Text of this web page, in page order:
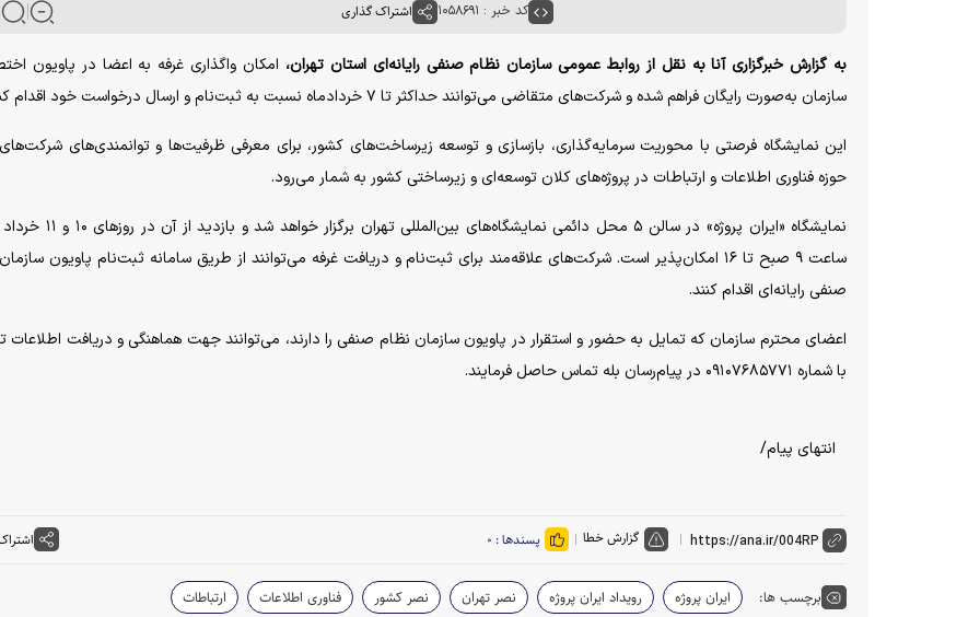
کد خبر : ۱۰۵۸۶۹۱ اشتراک گذاری
به گزارش خبرگزاری آنا به نقل از روابط عمومی سازمان نظام صنفی رایانه‌ای استان تهران، امکان واگذاری غرفه به اعضا در پاویون
سازمان به‌صورت رایگان فراهم شده و شرکت‌های متقاضی می‌توانند حداکثر تا ۷ خردادماه نسبت به ثبت‌نام و ارسال درخواست خود اقدام کنند.
این نمایشگاه فرصتی با محوریت سرمایه‌گذاری، بازسازی و توسعه زیرساخت‌های کشور، برای معرفی ظرفیت‌ها و توانمندی‌های
حوزه فناوری اطلاعات و ارتباطات در پروژه‌های کلان توسعه‌ای و زیرساختی کشور به شمار می‌رود.
نمایشگاه «ایران پروژه» در سالن ۵ محل دائمی نمایشگاه‌های
ساعت ۹ صبح تا ۱۶ امکان‌پذیر است. شرکت‌های علاقه‌مند برای ثبت‌نام و دریافت غرفه می‌توانند از طریق سامانه ثبت‌نام پاویون
صنفی رایانه‌ای اقدام کنند.
اعضای محترم سازمان که تمایل به حضور و استقرار در پاویون سازمان نظام صنفی را دارند، می‌توانند جهت هماهنگی و دریافت اطلاعات
با شماره ۰۹۱۰۷۶۸۵۷۷۱ در پیام‌رسان بله تماس حاصل فرمایند.
انتهای پیام/
گزارش خطا پسندها : ۰
برچسب ها: ایران پروژه رویداد ایران پروژه نصر تهران نصر کشور فناوری اطلاعات ارتباطات